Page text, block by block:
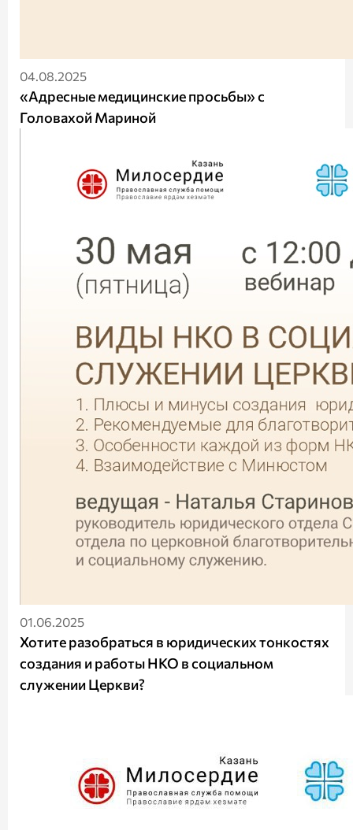
04.08.2025
«Адресные медицинские просьбы» с
Головахой Мариной
01.06.2025
Хотите разобраться в юридических тонкостях
создания и работы НКО в социальном
служении Церкви?